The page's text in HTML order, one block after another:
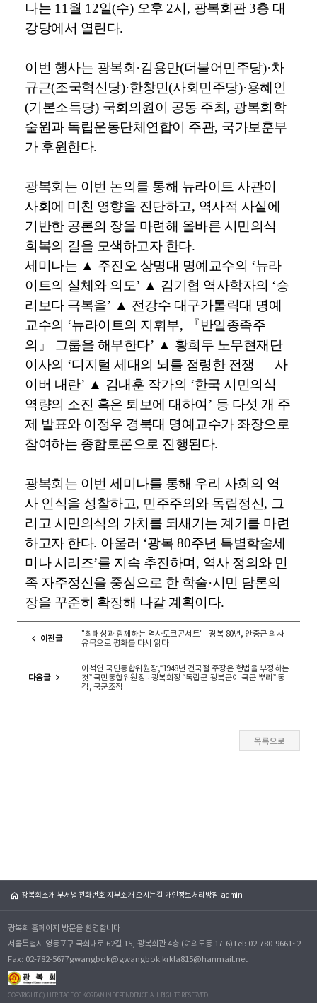
나는 11월 12일(수) 오후2시 , 광복회관 3층 대
강당에서 열린다.
이번 행사는 광복회 ·김용만(더불어민주당)·차
규근(조국혁신당)·한창민(사회민주당)·용혜인
(기본소득당) 국회의원이 공동 주최 , 광복회학
술원과 독립운동단체연합이 주관, 국가보훈부
가 후원한다.
광복회는 이번 논의를 통해 뉴라이트 사관이
사회에 미친 영향을 진단하고, 역사적 사실에
기반한 공론의 장을 마련해 올바른 시민의식
회복의 길을 모색하고자 한다.
세미나는 ▲ 주진오 상명대 명예교수의 ‘뉴라
이트의 실체와 의도’ ▲ 김기협 역사학자의 ‘승
리보다 극복을’ ▲ 전강수 대구가톨릭대 명예
교수의 ‘뉴라이트의 지휘부, 『반일종족주
의 』 그룹을 해부한다’ ▲ 황희두 노무현재단
이사의 ‘디지털 세대의 뇌를 점령한 전쟁— 사
이버 내란’ ▲ 김내훈 작가의 ‘한국 시민의식
역량의 소진 혹은 퇴보에 대하여 ’ 등 다섯 개 주
제 발표와 이정우 경북대 명예교수가 좌장으로
참여하는 종합토론으로 진행된다.
광복회는 이번 세미나를 통해 우리 사회의 역
사 인식을 성찰하고, 민주주의와 독립정신, 그
리고 시민의식의 가치를 되새기는 계기를 마련
하고자 한다. 아울러 ‘광복 80주년 특별학술세
미나 시리즈’를 지속 추진하며 , 역사 정의와 민
족 자주정신을 중심으로 한 학술·시민 담론의
장을 꾸준히 확장해 나갈 계획이다.
이전글
"최태성과 함께하는 역사토크콘서트" - 광복 80년, 안중근 의사
유묵으로 평화를 다시 읽다
다음글
이석연 국민통합위원장,“1948년 건국절 주장은 헌법을 부정하는
것” 국민통합위원장 · 광복회장 “독립군-광복군이 국군 뿌리” 동
감, 국군조직
광복회소개 부서별 전화번호 지부소개 오시는길 개인정보처리방침 admin
광복회 홈페이지 방문을 환영합니다
서울특별시 영등포구 국회대로 62길 15, 광복회관 4층 (여의도동 17-6)Tel: 02-780-9661~2
Fax: 02-782-5677gwangbok@gwangbok.krkla815@hanmail.net
COPYRIGHT(C). HERITAGE OF KOREAN INDEPENDENCE. ALL RIGHTS RESERVED.